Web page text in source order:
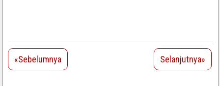
«Sebelumnya Selanjutnya»